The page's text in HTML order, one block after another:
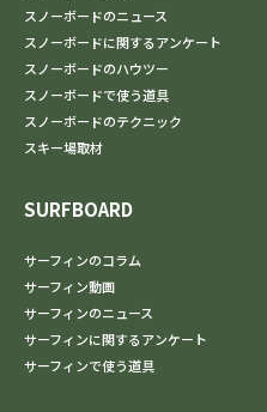
スノーボードのニュース
スノーボードに関するアンケート
スノーボードのハウツー
スノーボードで使う道具
スノーボードのテクニック
スキー場取材
SURFBOARD
サーフィンのコラム
サーフィン動画
サーフィンのニュース
サーフィンに関するアンケート
サーフィンで使う道具